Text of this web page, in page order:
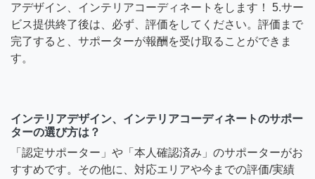
アデザイン、インテリアコーディネートをします！ 5.サー
ビス提供終了後は、必ず、評価をしてください。評価まで
完了すると、サポーターが報酬を受け取ることができま
す。
インテリアデザイン、インテリアコーディネートのサポー
ターの選び方は？
「認定サポーター」や「本人確認済み」のサポーターがお
すすめです。その他に、対応エリアや今までの評価/実績